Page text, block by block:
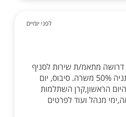
לפני יומיים
מתאמ/ת שירות לסניף
הרצליה 75% משרה /נתניה 50% משרה. סיבוס, יום
הראשון,קרן השתלמות
מנהל ועוד לפרטים